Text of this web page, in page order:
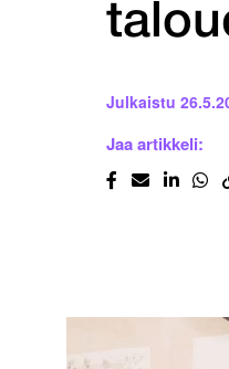
Julkaistu
Jaa artikkeli: